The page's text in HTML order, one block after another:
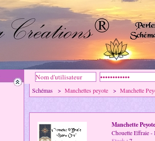
Schémas > Manchettes peyote > Manchette
Manchette
Chouette Effraie